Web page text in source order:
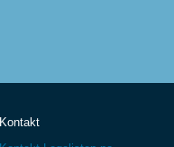
Kontakt